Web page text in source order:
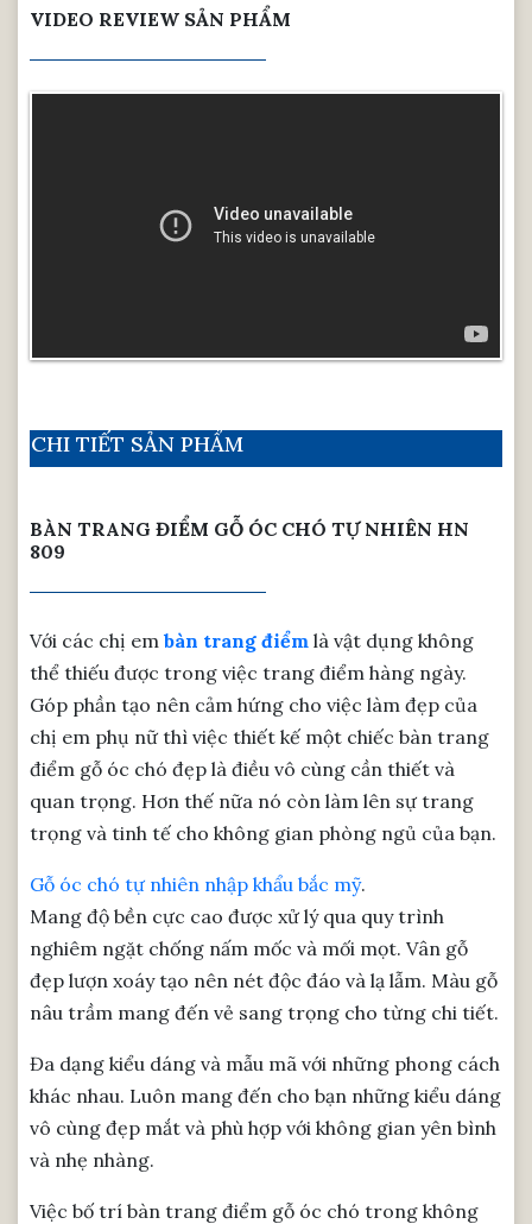
VIDEO REVIEW SẢN PHẨM
CHI TIẾT SẢN PHẨM
BÀN TRANG ĐIỂM GỖ ÓC CHÓ TỰ NHIÊN HN
809
Với các chị em bàn trang điểm là vật dụng không
thể thiếu được trong việc trang điểm hàng ngày.
Góp phần tạo nên cảm hứng cho việc làm đẹp của
chị em phụ nữ thì việc thiết kế một chiếc bàn trang
điểm gỗ óc chó đẹp là điều vô cùng cần thiết và
quan trọng. Hơn thế nữa nó còn làm lên sự trang
trọng và tinh tế cho không gian phòng ngủ của bạn.
Gỗ óc chó tự nhiên nhập khẩu bắc mỹ.
Mang độ bền cực cao được xử lý qua quy trình
nghiêm ngặt chống nấm mốc và mối mọt. Vân gỗ
đẹp lượn xoáy tạo nên nét độc đáo và lạ lẫm. Màu gỗ
nâu trầm mang đến vẻ sang trọng cho từng chi tiết.
Đa dạng kiểu dáng và mẫu mã với những phong cách
khác nhau. Luôn mang đến cho bạn những kiểu dáng
vô cùng đẹp mắt và phù hợp với không gian yên bình
và nhẹ nhàng.
Việc bố trí bàn trang điểm gỗ óc chó trong không